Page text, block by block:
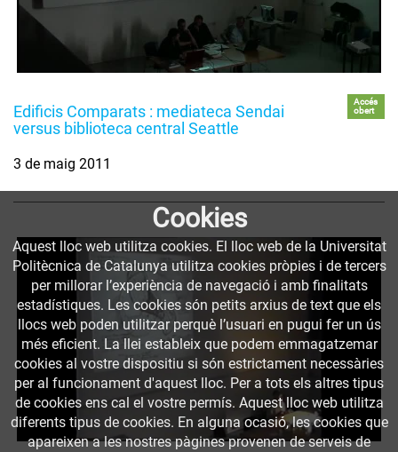
Edificis Comparats : mediateca Sendai
versus biblioteca central Seattle
Accés
obert
3 de maig 2011
Cookies
Aquest lloc web utilitza cookies. El lloc web de la Universitat
Politècnica de Catalunya utilitza cookies pròpies i de tercers
per millorar l’experiència de navegació i amb finalitats
estadístiques. Les cookies són petits arxius de text que els
llocs web poden utilitzar perquè l’usuari en pugui fer un ús
més eficient. La llei estableix que podem emmagatzemar
cookies al vostre dispositiu si són estrictament necessàries
per al funcionament d'aquest lloc. Per a tots els altres tipus
de cookies ens cal el vostre permís. Aquest lloc web utilitza
diferents tipus de cookies. En alguna ocasió, les cookies que
apareixen a les nostres pàgines provenen de serveis de